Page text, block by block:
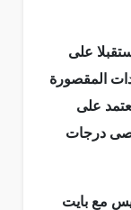
على
المقصورة
على
درجات
مع بايت